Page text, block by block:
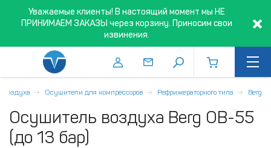
Уважаемые клиенты! В настоящий момент мы НЕ
ПРИНИМАЕМ ЗАКАЗЫ через корзину. Приносим свои
извинения.
воздуха Осушители для компрессоров Рефрижераторного типа Berg
Осушитель воздуха Berg ОВ-55
(до 13 бар)